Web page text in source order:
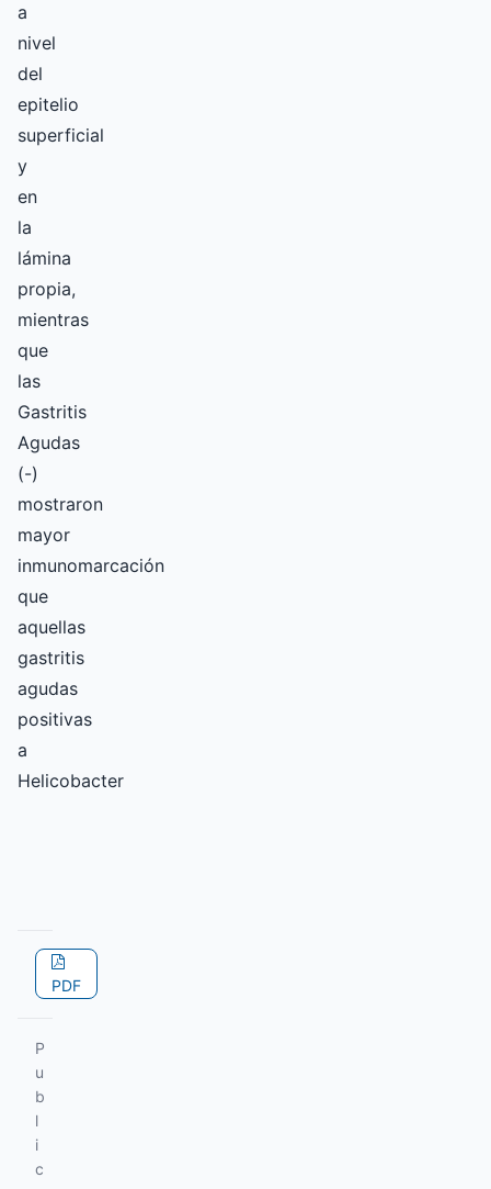
a
nivel
del
epitelio
superficial
y
en
la
lámina
propia,
mientras
que
las
Gastritis
Agudas
(-)
mostraron
mayor
inmunomarcación
que
aquellas
gastritis
agudas
positivas
a
Helicobacter
PDF
P
u
b
l
i
c